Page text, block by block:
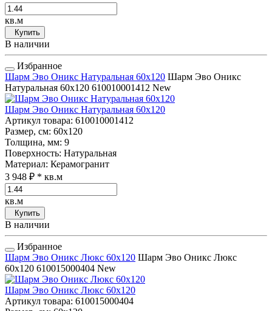
кв.м
Купить
В наличии
Избранное
Шарм Эво Оникс Натуральная 60x120 Шарм Эво Оникс
Натуральная 60x120 610010001412 New
Шарм Эво Оникс Натуральная 60x120
Артикул товара: 610010001412
Размер, см: 60x120
Толщина, мм: 9
Поверхность: Натуральная
Материал: Керамогранит
3 948 ₽ * кв.м
кв.м
Купить
В наличии
Избранное
Шарм Эво Оникс Люкс 60x120 Шарм Эво Оникс Люкс
60x120 610015000404 New
Шарм Эво Оникс Люкс 60x120
Артикул товара: 610015000404